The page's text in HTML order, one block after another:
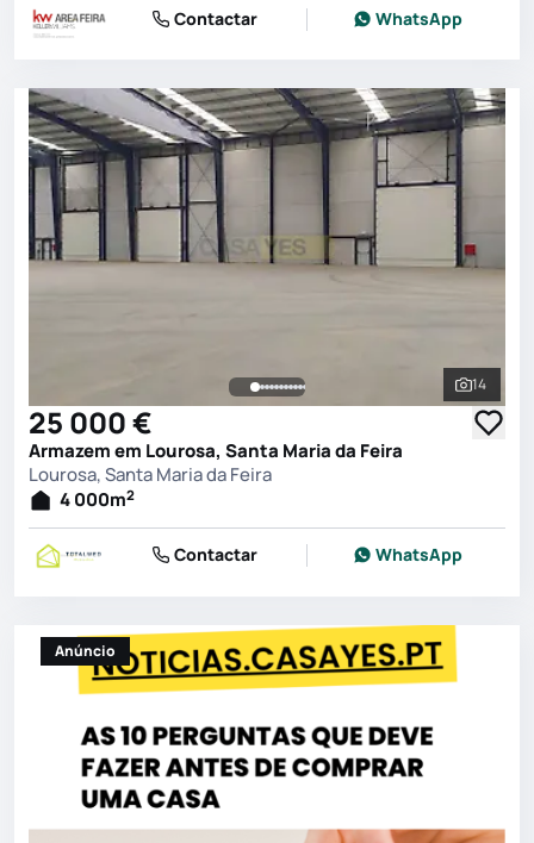
Contactar WhatsApp
Ver
14
25 000 €
Armazem em Lourosa, Santa Maria da Feira
Lourosa, Santa Maria da Feira
4 000m2
Contactar WhatsApp
Anúncio